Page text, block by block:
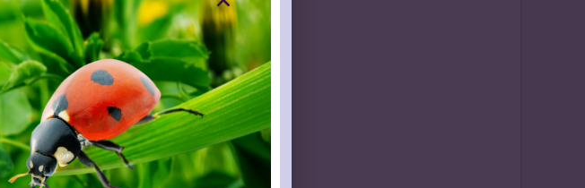
dan het jaar
de la
meer wijn hebben
de rest
wel gezegd
bijzonder hoog
Italië -13%,
de opbrengst